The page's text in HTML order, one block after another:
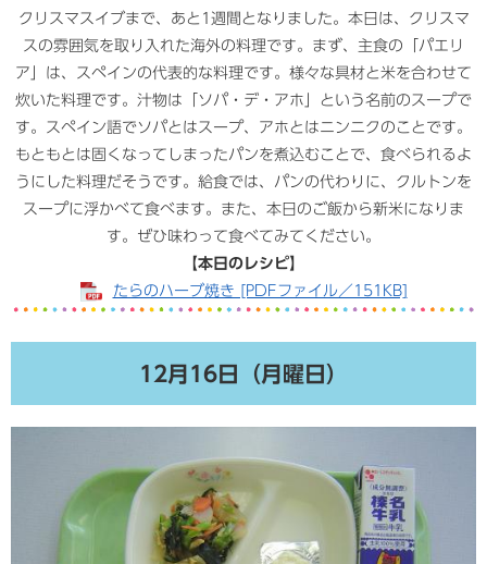
クリスマスイブまで、あと1週間となりました。本日は、クリスマ
スの雰囲気を取り入れた海外の料理です。まず、主食の「パエリ
ア」は、スペインの代表的な料理です。様々な具材と米を合わせて
炊いた料理です。汁物は「ソパ・デ・アホ」という名前のスープで
す。スペイン語でソパとはスープ、アホとはニンニクのことです。
もともとは固くなってしまったパンを煮込むことで、食べられるよ
うにした料理だそうです。給食では、パンの代わりに、クルトンを
スープに浮かべて食べます。また、本日のご飯から新米になりま
す。ぜひ味わって食べてみてください。
【本日のレシピ】
たらのハーブ焼き [PDFファイル／151KB]
12月16日（月曜日）